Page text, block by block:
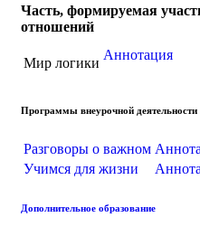
Часть, формируемая
отношений
Мир логики
Аннотация
Программы внеурочной деятельности
Разговоры о важном
Учимся для жизни
Дополнительное образование